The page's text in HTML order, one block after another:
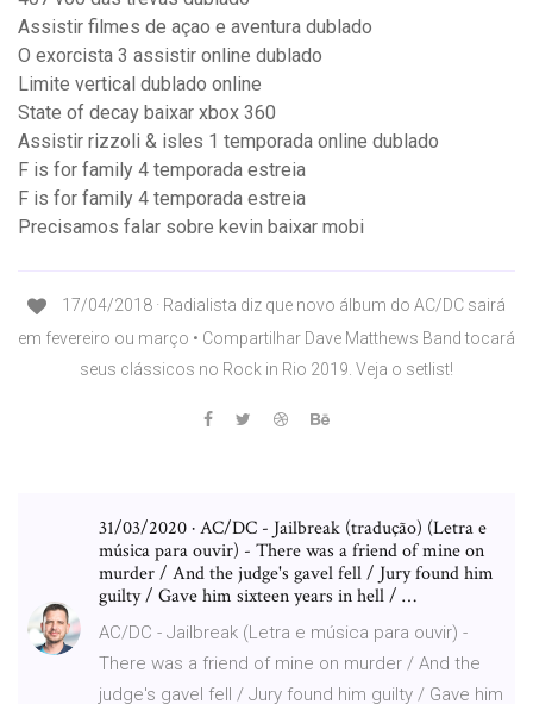
Assistir filmes de açao e aventura dublado
O exorcista 3 assistir online dublado
Limite vertical dublado online
State of decay baixar xbox 360
Assistir rizzoli & isles 1 temporada online dublado
F is for family 4 temporada estreia
F is for family 4 temporada estreia
Precisamos falar sobre kevin baixar mobi
17/04/2018 · Radialista diz que novo álbum do AC/DC sairá
em fevereiro ou março • Compartilhar Dave Matthews Band tocará
seus clássicos no Rock in Rio 2019. Veja o setlist!
31/03/2020 · AC/DC - Jailbreak (tradução) (Letra e
música para ouvir) - There was a friend of mine on
murder / And the judge's gavel fell / Jury found him
guilty / Gave him sixteen years in hell / …
AC/DC - Jailbreak (Letra e música para ouvir) -
There was a friend of mine on murder / And the
judge's gavel fell / Jury found him guilty / Gave him